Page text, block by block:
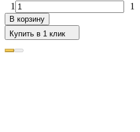
1 1
В корзину
Купить в 1 клик